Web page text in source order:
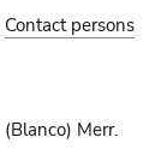
Contact persons
(Blanco) Merr.